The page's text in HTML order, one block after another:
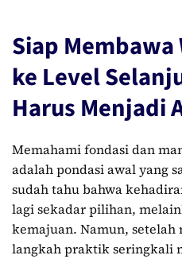
Siap
ke Level
Harus Menjadi
Memahami fondasi dan
adalah pondasi awal yang
sudah tahu bahwa
lagi sekadar pilihan,
kemajuan. Namun, setelah
langkah praktik seringkali